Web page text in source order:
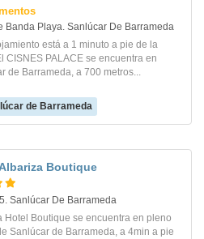
Banda Playa. Sanlúcar De Barrameda
está a 1 minuto a pie de la
CISNES PALACE se encuentra en
de Barrameda, a 700 metros...
de Barrameda
Boutique
Sanlúcar De Barrameda
Hotel Boutique se encuentra en pleno
Sanlúcar de Barrameda, a 4min a pie